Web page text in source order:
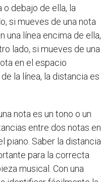
debajo de ella, la
si mueves de una nota
una línea encima de ella,
lado, si mueves de una
en el espacio
la línea, la distancia es
nota es un tono o un
entre dos notas en
piano. Saber la distancia
para la correcta
musical. Con una